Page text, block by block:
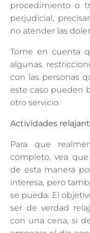
procedimiento o
perjudicial,
no atender las
Tome en cuenta
algunas
con las personas
este caso pueden
otro servicio.
Actividades
Para que
completo, vea que
de esta manera
interesa, pero
se pueda. El
ser de verdad
con una cena, si